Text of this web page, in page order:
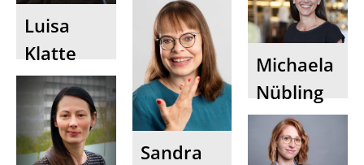
Luisa
Klatte
Michaela
Nübling
Sandra